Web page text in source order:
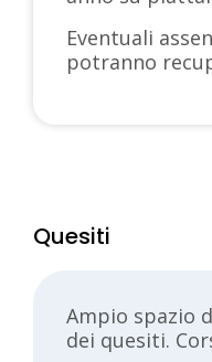
Eventuali
potranno
Quesiti
Ampio spazio
dei quesiti.